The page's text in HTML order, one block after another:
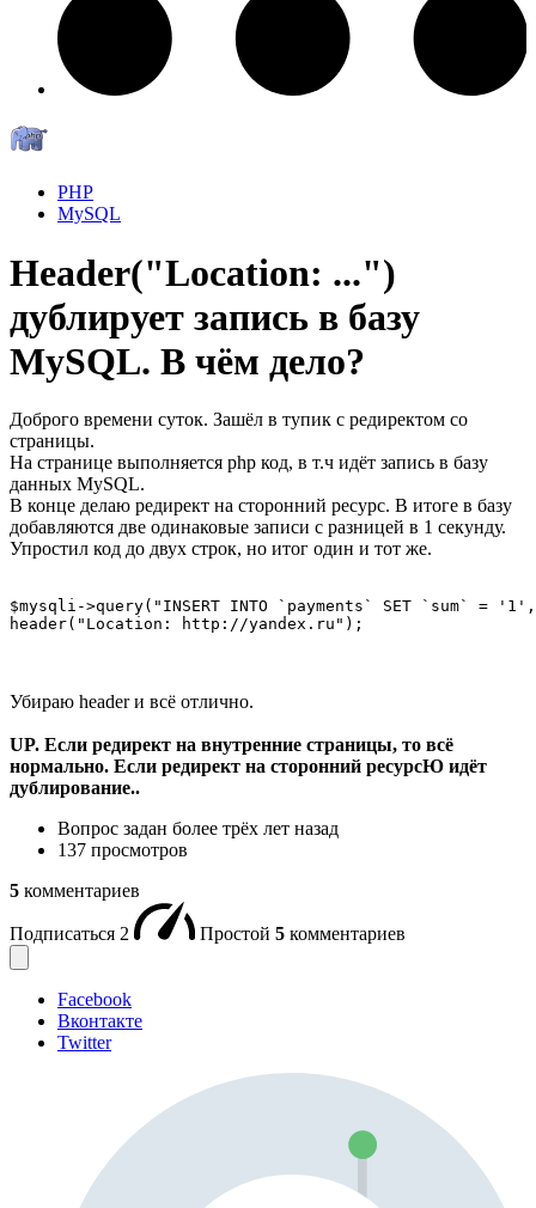
PHP
MySQL
Header("Location: ...")
дублирует запись в базу
MySQL. В чём дело?
Доброго времени суток. Зашёл в тупик с редиректом со
страницы.
На странице выполняется php код, в т.ч идёт запись в базу
данных MySQL.
В конце делаю редирект на сторонний ресурс. В итоге в базу
добавляются две одинаковые записи с разницей в 1 секунду.
Упростил код до двух строк, но итог один и тот же.
$mysqli->query("INSERT INTO `payments` SET `sum`
header("Location: http://yandex.ru");
Убираю header и всё отлично.
UP. Если редирект на внутренние страницы, то всё
нормально. Если редирект на сторонний ресурсЮ идёт
дублирование..
Вопрос задан более трёх лет назад
137 просмотров
5 комментариев
Подписаться 2 Простой 5 комментариев
Facebook
Вконтакте
Twitter